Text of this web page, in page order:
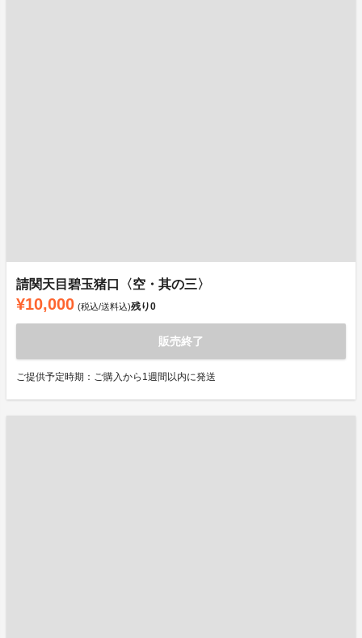
請関天目碧玉猪口〈空・其の三〉
¥10,000 (税込/送料込)残り0
販売終了
ご提供予定時期：ご購入から1週間以内に発送